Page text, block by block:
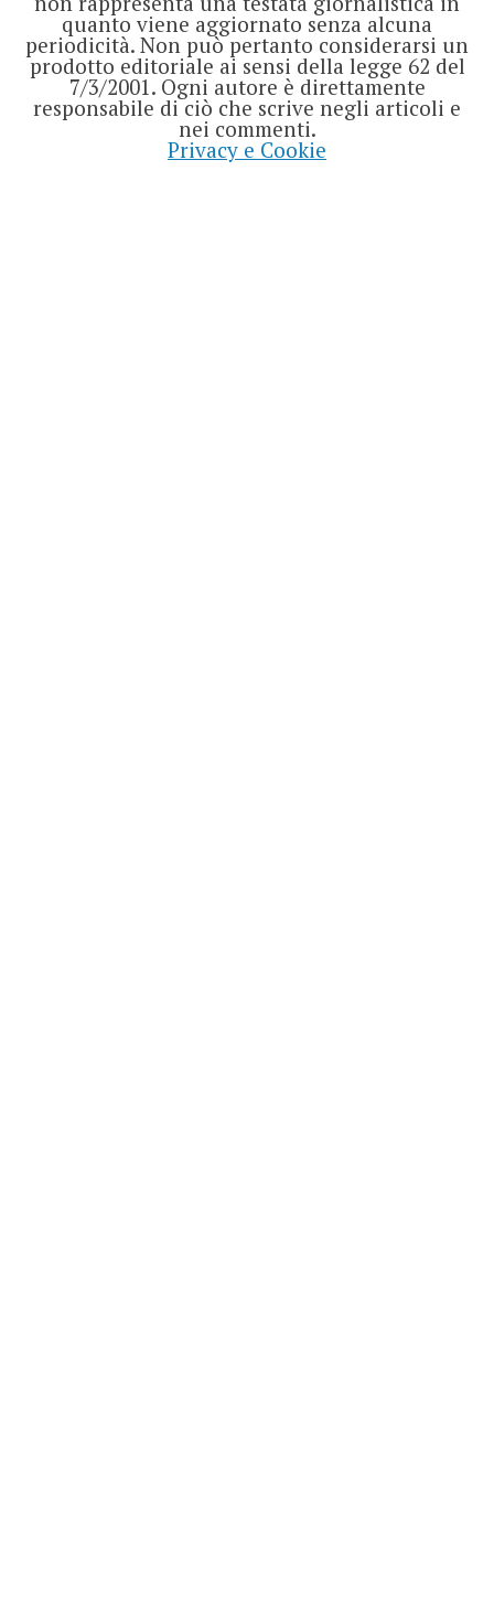
quanto viene aggiornato senza alcuna
periodicità. Non può pertanto considerarsi un
prodotto editoriale ai sensi della legge 62 del
7/3/2001. Ogni autore è direttamente
responsabile di ciò che scrive negli articoli e
nei commenti.
Privacy e Cookie